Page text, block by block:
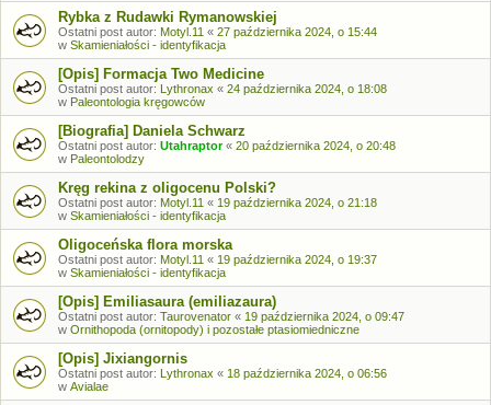
Rybka z Rudawki Rymanowskiej
Ostatni post autor: Motyl.11 « 27 października 2024, o 15:44
w Skamieniałości - identyfikacja
[Opis] Formacja Two Medicine
Ostatni post autor: Lythronax « 24 października 2024, o 18:08
w Paleontologia kręgowców
[Biografia] Daniela Schwarz
Ostatni post autor: Utahraptor« 20 października 2024, o 20:48
w Paleontolodzy
Kręg rekina z oligocenu Polski?
Ostatni post autor: Motyl.11 « 19 października 2024, o 21:18
w Skamieniałości - identyfikacja
Oligoceńska flora morska
Ostatni post autor: Motyl.11 « 19 października 2024, o 19:37
w Skamieniałości - identyfikacja
[Opis] Emiliasaura (emiliazaura)
Ostatni post autor: Taurovenator « 19 października 2024, o 09:47
w Ornithopoda (ornitopody) i pozostałe ptasiomiedniczne
[Opis] Jixiangornis
Ostatni post autor: Lythronax « 18 października 2024, o 06:56
w Avialae